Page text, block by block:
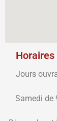
Jours
Samedi de